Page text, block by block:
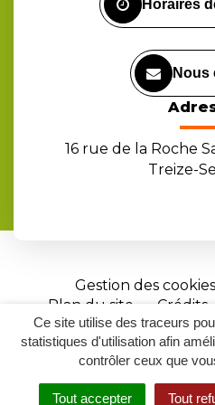
Ce site utilise des traceurs
statistiques d'utilisation afin
contrôler ceux que
Tout accepter Tout
Horaires
Nous
16 rue de la Roche
Treize-
Gestion des cookies
Plan du site
Crédits
Site
réalisé
par